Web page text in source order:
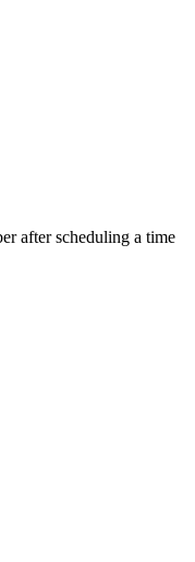
after scheduling a time